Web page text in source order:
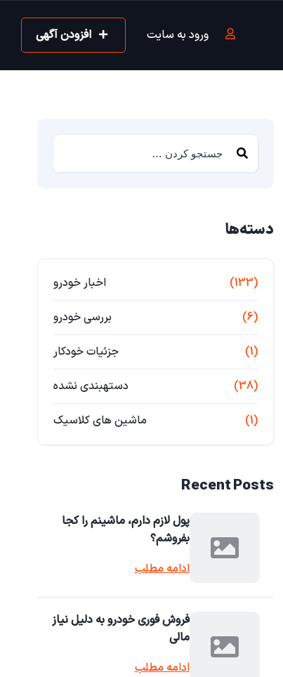
ورود به سایت افزودن آگهی
دسته‌ها
اخبار خودرو (133)
بررسی خودرو (6)
جزئیات خودکار (1)
دستهبندی نشده (38)
ماشین های کلاسیک (1)
Recent Posts
پول لازم دارم، ماشینم را کجا
بفروشم؟
ادامه مطلب
فروش فوری خودرو به دلیل نیاز
مالی
ادامه مطلب